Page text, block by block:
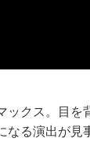
クス。目を
る演出が見